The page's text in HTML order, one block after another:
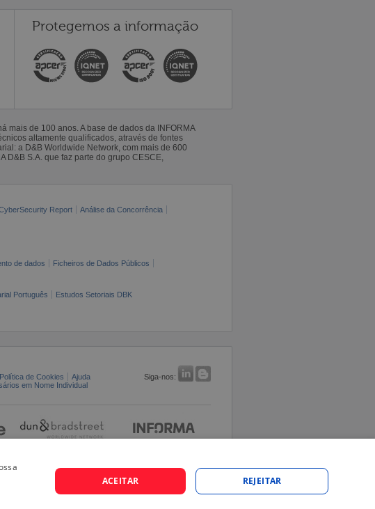
Protegemos a informação
mais de 100 anos. A base de dados da INFORMA
altamente qualificados, através de fontes
a D&B Worldwide Network, com mais de 600
D&B S.A. que faz parte do grupo CESCE,
Report
Análise da Concorrência
de dados
Ficheiros de Dados Públicos
Português Estudos Setoriais DBK
Política de Cookies Ajuda
Siga-nos:
em Nome Individual
ACEITAR REJEITAR